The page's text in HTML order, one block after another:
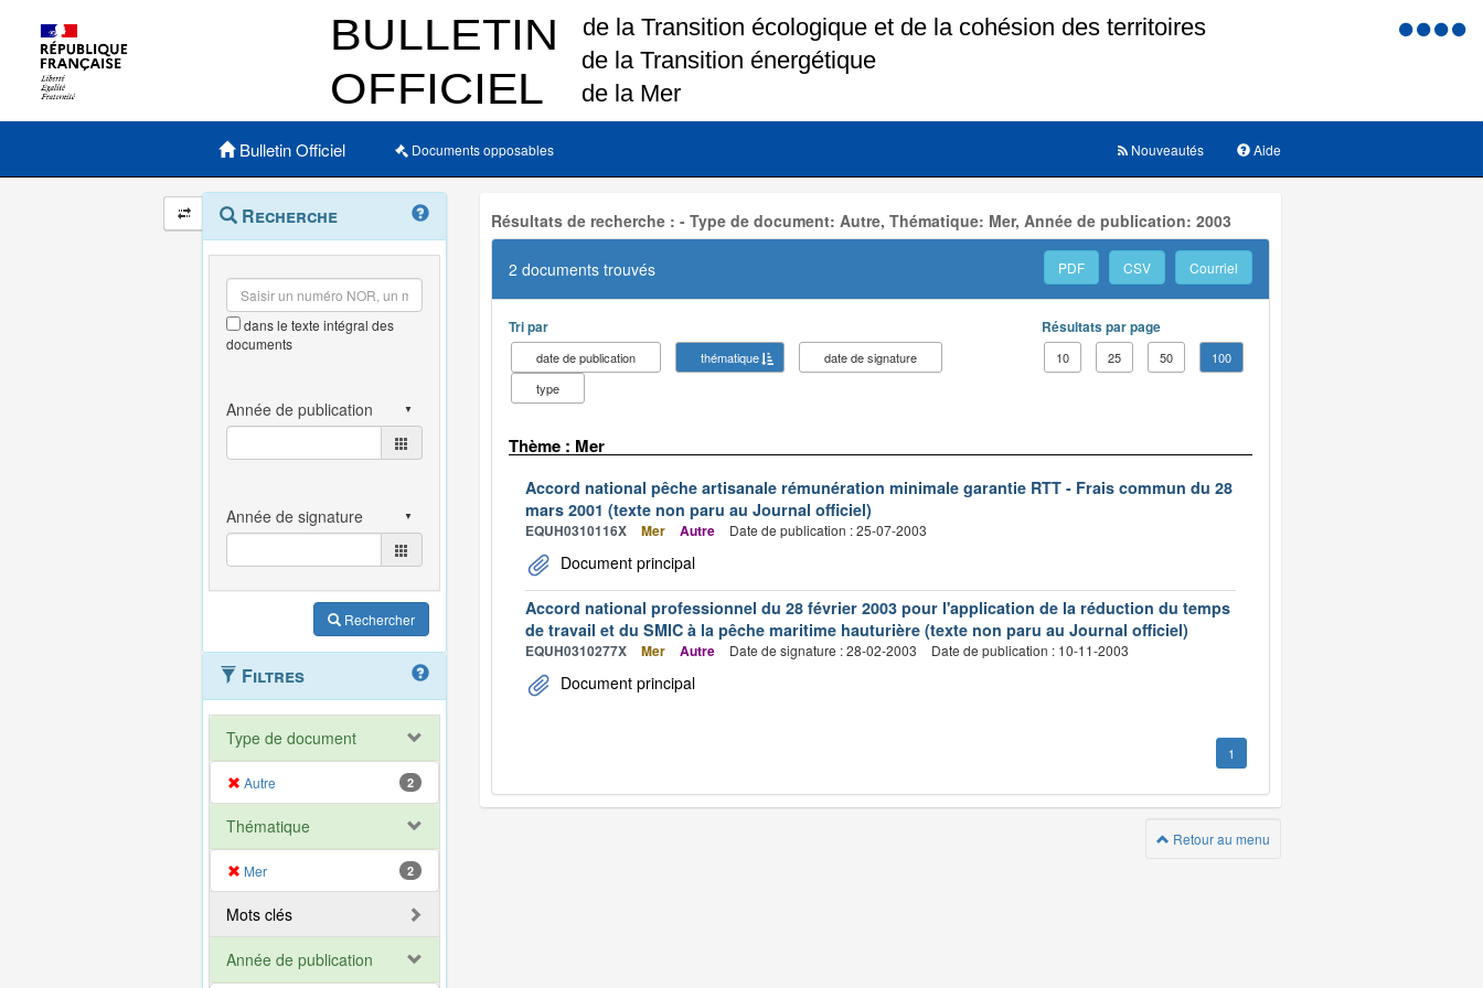
Menu
Menu principal
Bulletin Officiel Documents opposables Aide
Nouveautés
Navigation
et
outils
annexes
Menu
contextuel
Recherche
dans le texte intégral des
documents
Rechercher
Filtres
Type de document
Autre 2
Thématique
Mer 2
Mots clés
Année de publication
Résultats de recherche : - Type de document: Autre, Thématique: Mer, Année de publication: 2003
2 documents trouvés PDF CSV Courriel
Tri par
date de publication thématique
date de signature
type
Résultats par page
10 25 50 100
Thème : Mer
Accord national pêche artisanale rémunération minimale garantie RTT - Frais commun du 28
mars 2001 (texte non paru au Journal officiel)
EQUH0310116X Mer Autre Date de publication : 25-07-2003
Document principal
Accord national professionnel du 28 février 2003 pour l'application de la réduction du temps
de travail et du SMIC à la pêche maritime hauturière (texte non paru au Journal officiel)
EQUH0310277X Mer Autre Date de signature : 28-02-2003 Date de publication : 10-11-2003
Document principal
1
Retour au menu